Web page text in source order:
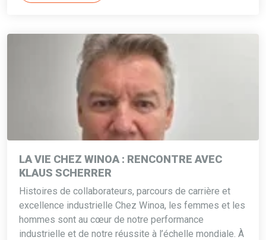
LA VIE CHEZ WINOA : RENCONTRE AVEC
KLAUS SCHERRER
Histoires de collaborateurs, parcours de carrière et
excellence industrielle Chez Winoa, les femmes et les
hommes sont au cœur de notre performance
industrielle et de notre réussite à l’échelle mondiale. À